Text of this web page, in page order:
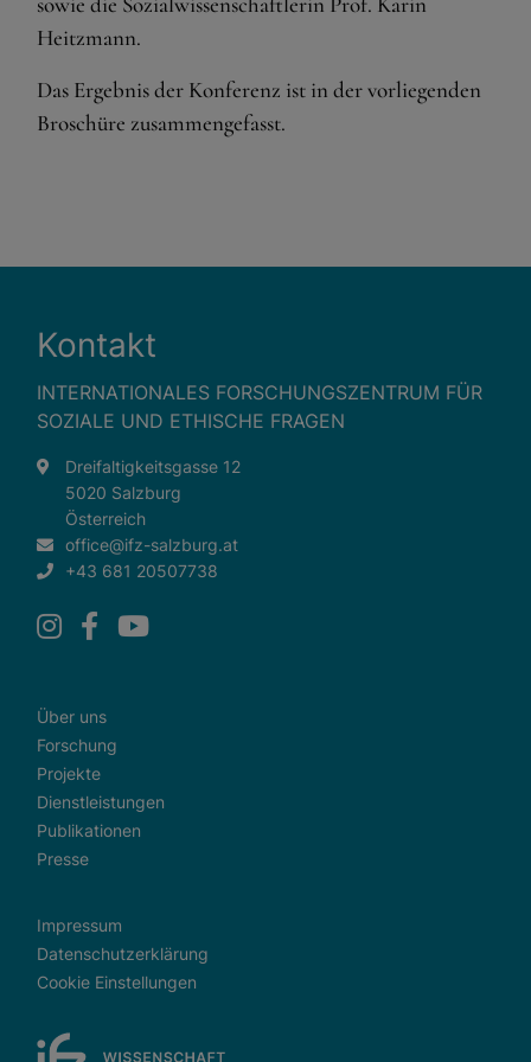
Heitzmann.
Das Ergebnis der Konferenz ist in der vorliegenden
Broschüre zusammengefasst.
Kontakt
INTERNATIONALES FORSCHUNGSZENTRUM FÜR
SOZIALE UND ETHISCHE FRAGEN
Dreifaltigkeitsgasse 12
5020 Salzburg
Österreich
office@ifz-salzburg.at
+43 681 20507738
Über uns
Forschung
Projekte
Dienstleistungen
Publikationen
Presse
Impressum
Datenschutzerklärung
Cookie Einstellungen
Eingebettete Inhalte